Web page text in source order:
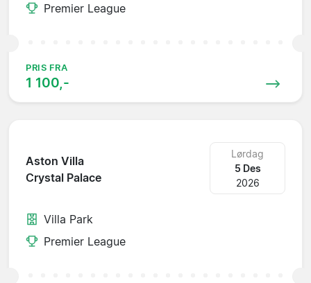
Premier League
PRIS FRA
1 100,-
Aston Villa
Crystal Palace
Lørdag
5 Des
2026
Villa Park
Premier League